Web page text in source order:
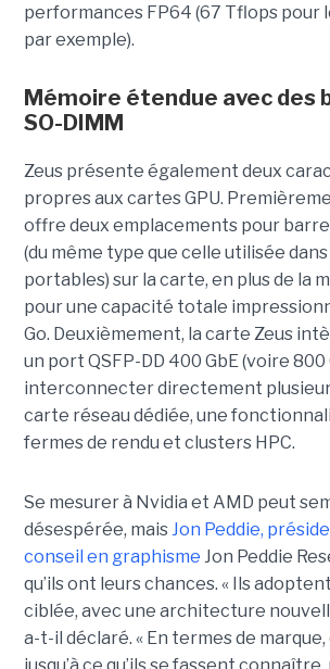
performances FP64 (67 Tflops pour
par exemple).
Mémoire étendue avec des
SO-DIMM
Zeus présente également deux
propres aux cartes GPU.
offre deux emplacements pour
(du même type que celle utilisée
portables) sur la carte, en plus de la
pour une capacité totale
Go. Deuxièmement, la carte Zeus
un port QSFP-DD 400 GbE (voire 800
interconnecter directement
carte réseau dédiée, une
fermes de rendu et clusters HPC.
Se mesurer à Nvidia et AMD peut
désespérée, maisJon Peddie,
conseil en graphisme Jon Peddie
qu’ils ont leurs chances. « Ils
ciblée, avec une architecture
a-t-il déclaré. « En termes de